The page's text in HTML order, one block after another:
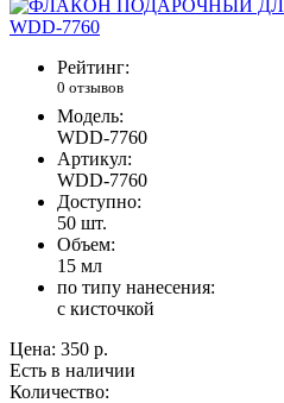
Рейтинг:
0 отзывов
Модель:
WDD-7760
Артикул:
WDD-7760
Доступно:
50 шт.
Объем:
15 мл
по типу нанесения:
с кисточкой
Цена: 350 р.
Есть в наличии
Количество: